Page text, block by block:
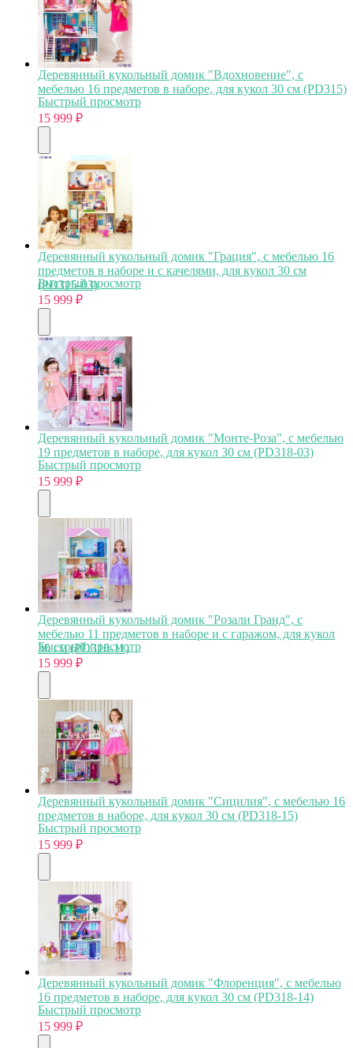
Деревянный кукольный домик "Вдохновение", с
мебелью 16 предметов в наборе, для кукол 30 см (PD315)
Быстрый просмотр
15 999 ₽
Деревянный кукольный домик "Грация", с мебелью 16
предметов в наборе и с качелями, для кукол 30 см
(PD315-03)
Быстрый просмотр
15 999 ₽
Деревянный кукольный домик "Монте-Роза", с мебелью
19 предметов в наборе, для кукол 30 см (PD318-03)
Быстрый просмотр
15 999 ₽
Деревянный кукольный домик "Розали Гранд", с
мебелью 11 предметов в наборе и с гаражом, для кукол
30 см (PD318-11)
Быстрый просмотр
15 999 ₽
Деревянный кукольный домик "Сицилия", с мебелью 16
предметов в наборе, для кукол 30 см (PD318-15)
Быстрый просмотр
15 999 ₽
Деревянный кукольный домик "Флоренция", с мебелью
16 предметов в наборе, для кукол 30 см (PD318-14)
Быстрый просмотр
15 999 ₽